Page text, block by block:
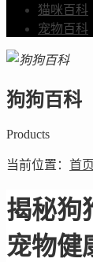
猫咪百科
宠物百科
狗狗百科
Products
当前位置： 首页
揭秘狗
宠物健